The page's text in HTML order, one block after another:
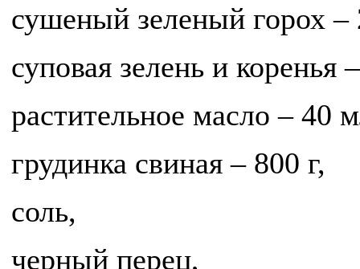
сушеный зеленый горох –
суповая зелень и коренья
растительное масло – 40
грудинка свиная – 800 г,
соль,
черный перец,